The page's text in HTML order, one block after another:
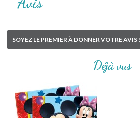
SOYEZ LE PREMIER À DONNER VOTRE AVIS !
Déjà vus